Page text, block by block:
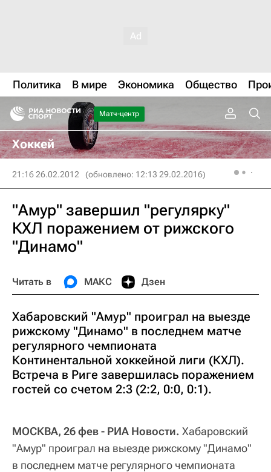
Политика В мире Экономика Общество
Матч-центр
Хоккей
21:16 26.02.2012 (обновлено: 12:13 29.02.2016)
"Амур" завершил "регулярку"
КХЛ поражением от рижского
"Динамо"
Читать в МАКС Дзен
Хабаровский "Амур" проиграл на выезде
рижскому "Динамо" в последнем матче
регулярного чемпионата
Континентальной хоккейной лиги (КХЛ).
Встреча в Риге завершилась поражением
гостей со счетом 2:3 (2:2, 0:0, 0:1).
МОСКВА, 26 фев - РИА Новости. Хабаровский
"Амур" проиграл на выезде рижскому "Динамо"
в последнем матче регулярного чемпионата